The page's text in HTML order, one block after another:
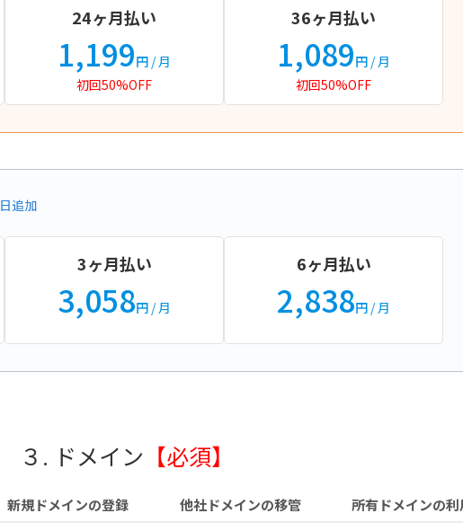
24ヶ月払い
1,199円 / 月
初回50%OFF
36ヶ月払い
1,089円 / 月
初回50%OFF
日追加
3ヶ月払い
3,058円 / 月
6ヶ月払い
2,838円 / 月
３. ドメイン 【必須】
新規ドメインの登録 他社ドメインの移管 所有ドメインの利